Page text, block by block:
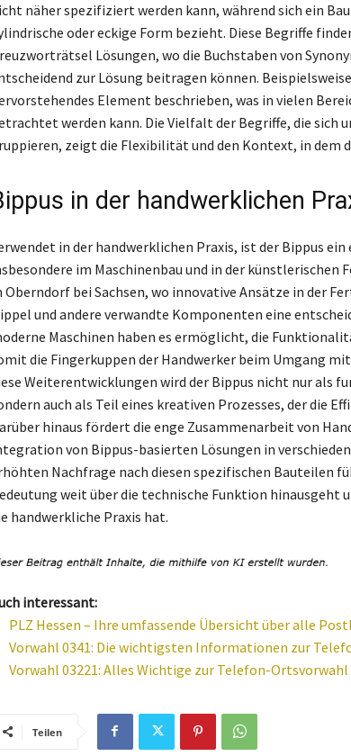
näher spezifiziert werden kann, während sich ein
oder eckige Form bezieht. Diese Begriffe
Lösungen, wo die Buchstaben von
zur Lösung beitragen können.
Element beschrieben, was in vielen
werden kann. Die Vielfalt der Begriffe, die sich
zeigt die Flexibilität und den Kontext, in dem
in der handwerklichen
in der handwerklichen Praxis, ist der Bippus
im Maschinenbau und in der künstlerischen
Oberndorf bei Sachsen, wo innovative Ansätze in der
und andere verwandte Komponenten eine
Maschinen haben es ermöglicht, die
die Fingerkuppen der Handwerker beim Umgang
Weiterentwicklungen wird der Bippus nicht nur als
auch als Teil eines kreativen Prozesses, der die
hinaus fördert die enge Zusammenarbeit von
von Bippus-basierten Lösungen in
Nachfrage nach diesen spezifischen Bauteilen
weit über die technische Funktion hinausgeht
handwerkliche Praxis hat.
interessant:
PLZ Hessen – Ihre umfassende Übersicht über alle
Vorwahl 0341: Die wichtigsten Informationen zur
Vorwahl 03221: Alles Wichtige zur Telefon-
Teilen